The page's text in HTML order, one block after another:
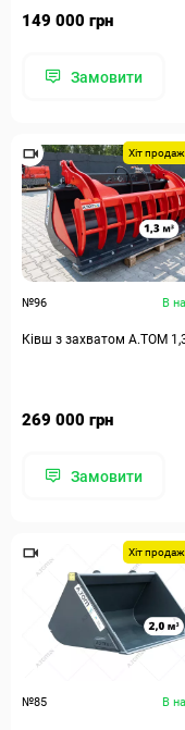
149 000 грн
Замовити
Хіт
№96 В
Ківш з захватом А.ТОМ
269 000 грн
Замовити
Хіт
№85 В